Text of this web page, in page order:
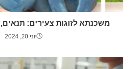
משכנתא לזוגות צעירים: תנאים,
יוני 20, 2024